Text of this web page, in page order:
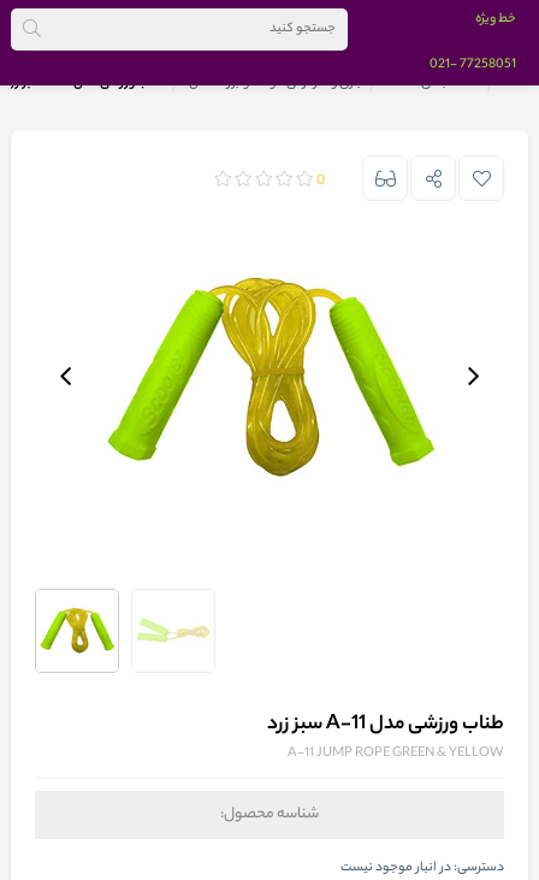
خط ویژه
77258051
-021
خانه
دسته بندی کالاها بازی و سرگرمی کودک و بزرگسالان طناب ورزشی مدل A-11 سبز زرد
طناب ورزشی مدل A-11 سبز زرد
A-11 JUMP ROPE GREEN & YELLOW
شناسه محصول:
دسترسی:در انبار موجود نیست
0